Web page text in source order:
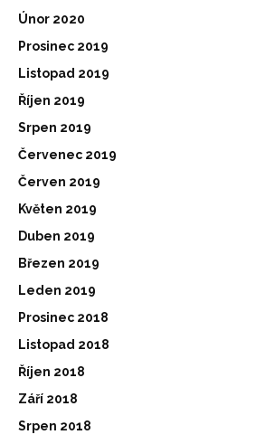
Únor 2020
Prosinec 2019
Listopad 2019
Říjen 2019
Srpen 2019
Červenec 2019
Červen 2019
Květen 2019
Duben 2019
Březen 2019
Leden 2019
Prosinec 2018
Listopad 2018
Říjen 2018
Září 2018
Srpen 2018